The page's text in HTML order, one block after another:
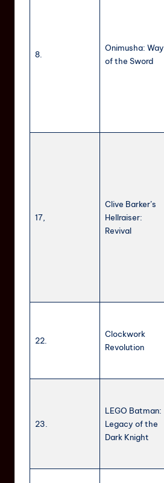
8.
Onimusha: Way
of the Sword
17,
Clive Barker’s
Hellraiser:
Revival
22.
Clockwork
Revolution
23.
LEGO Batman:
Legacy of the
Dark Knight